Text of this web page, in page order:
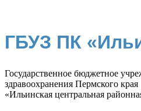
ГБУЗ ПК
Государственное бюджетное
здравоохранения Пермского края
«Ильинская центральная